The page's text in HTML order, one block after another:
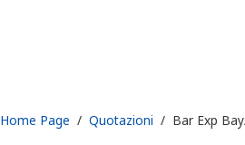
Home Page / Quotazioni / Bar Exp